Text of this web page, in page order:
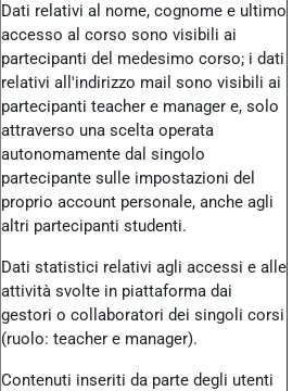
Dati relativi al nome, cognome e ultimo
accesso al corso sono visibili ai
partecipanti del medesimo corso; i dati
relativi all'indirizzo mail sono visibili ai
partecipanti teacher e manager e, solo
attraverso una scelta operata
autonomamente dal singolo
partecipante sulle impostazioni del
proprio account personale, anche agli
altri partecipanti studenti.
Dati statistici relativi agli accessi e alle
attività svolte in piattaforma dai
gestori o collaboratori dei singoli corsi
(ruolo: teacher e manager).
Contenuti inseriti da parte degli utenti